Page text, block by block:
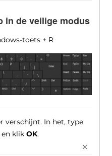
in de veilige modus
toets + R
verschijnt. In het, type
en klik OK.